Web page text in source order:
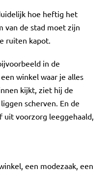
hoe heftig het
van de stad moet zijn
ruiten kapot.
in de
winkel waar je alles
kijkt, ziet hij de
scherven. En de
uit voorzorg leeggehaald,
een modezaak, een